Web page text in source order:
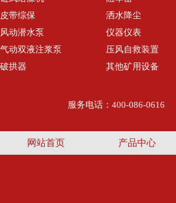
皮带综保
洒水降尘
风动潜水泵
仪器仪表
气动双液注浆泵
压风自救装置
破拱器
其他矿用设备
服务电话：400-086-0616
网站首页 产品中心